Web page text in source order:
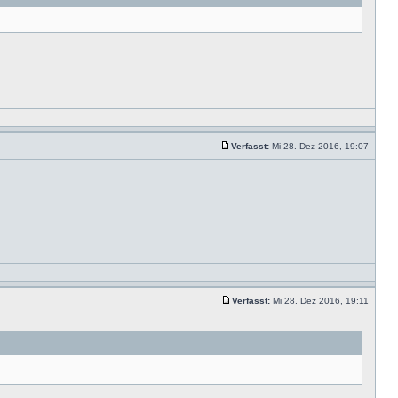
Verfasst: Mi 28. Dez 2016, 19:07
Verfasst: Mi 28. Dez 2016, 19:11